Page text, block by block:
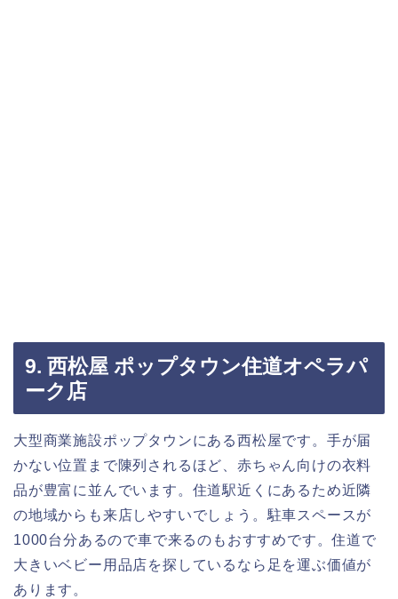
9. 西松屋 ポップタウン住道オペラパ
ーク店
大型商業施設ポップタウンにある西松屋です。手が届
かない位置まで陳列されるほど、赤ちゃん向けの衣料
品が豊富に並んでいます。住道駅近くにあるため近隣
の地域からも来店しやすいでしょう。駐車スペースが
1000台分あるので車で来るのもおすすめです。住道で
大きいベビー用品店を探しているなら足を運ぶ価値が
あります。